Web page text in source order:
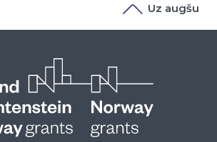
Pašvaldības ceļu un ielu nodošana
Veloceliņu uzturēšana un attīstība
Ceļu atjaunošana pēc komunālās
un sakaru infrastruktūras remonta
vai attīstības pasākumiem
Pašvaldības ceļu un ielu slēgšana
nosakot citu teritorijas atļautās
Uz augšu